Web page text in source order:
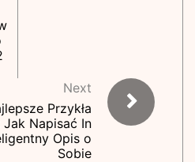
Next
Przykła
Jak Napisać In
Opis o
Sobie